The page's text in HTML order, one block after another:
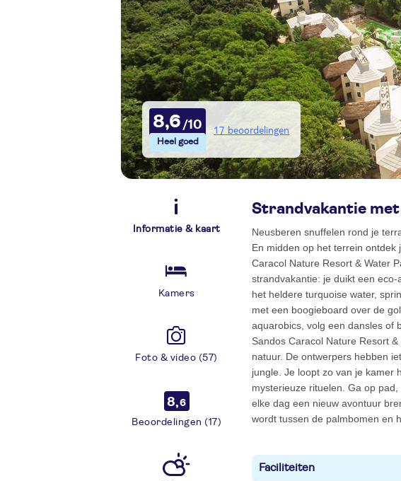
8,6 17 beoordelingen
Informatie & kaart
Kamers
Foto & video (57)
8,6
Beoordelingen (17)
Strandvakantie
Neusberen snuffelen rond je
En midden op het terrein
Caracol Nature Resort & Water
strandvakantie: je duikt een
het heldere turquoise water,
met een boogieboard over de
aquarobics, volg een dansles of
Sandos Caracol Nature Resort
natuur. De ontwerpers hebben
jungle. Je loopt zo van je kamer
mysterieuze rituelen. Ga op
elke dag een nieuw avontuur
wordt tussen de palmbomen en
Faciliteiten